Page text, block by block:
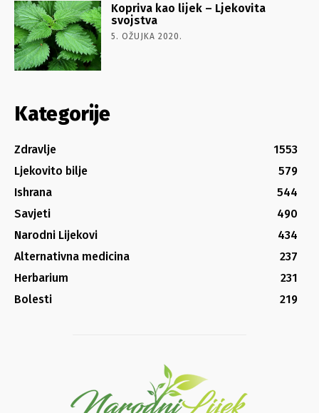
Kopriva kao lijek – Ljekovita
svojstva
5. OŽUJKA 2020.
Kategorije
Zdravlje
1553
Ljekovito bilje
579
Ishrana
544
Savjeti
490
Narodni Lijekovi
434
Alternativna medicina
237
Herbarium
231
Bolesti
219